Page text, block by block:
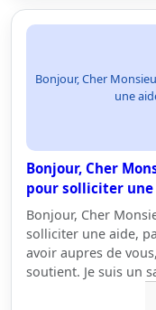
Bonjour, Cher
une
Bonjour, Cher
pour solliciter
Bonjour, Cher
solliciter une aide,
avoir aupres de
soutient. Je suis un